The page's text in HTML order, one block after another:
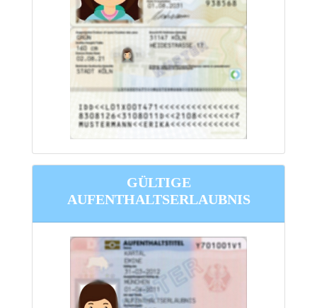
GÜLTIGE
AUFENTHALTSERLAUBNIS